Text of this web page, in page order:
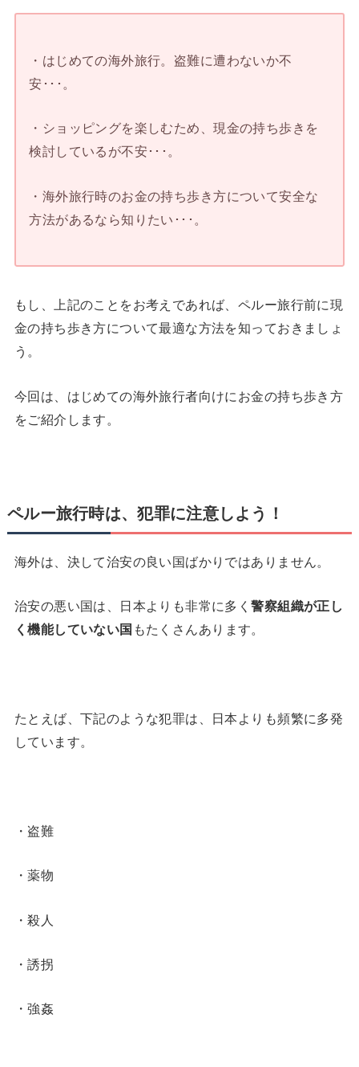
・はじめての海外旅行。盗難に遭わないか不
安･･･。
・ショッピングを楽しむため、現金の持ち歩きを
検討しているが不安･･･。
・海外旅行時のお金の持ち歩き方について安全な
方法があるなら知りたい･･･。
もし、上記のことをお考えであれば、ペルー旅行前に現
金の持ち歩き方について最適な方法を知っておきましょ
う。
今回は、はじめての海外旅行者向けにお金の持ち歩き方
をご紹介します。
ペルー旅行時は、犯罪に注意しよう！
海外は、決して治安の良い国ばかりではありません。
治安の悪い国は、日本よりも非常に多く警察組織が正し
く機能していない国 もたくさんあります。
たとえば、下記のような犯罪は、日本よりも頻繁に多発
しています。
・盗難
・薬物
・殺人
・誘拐
・強姦